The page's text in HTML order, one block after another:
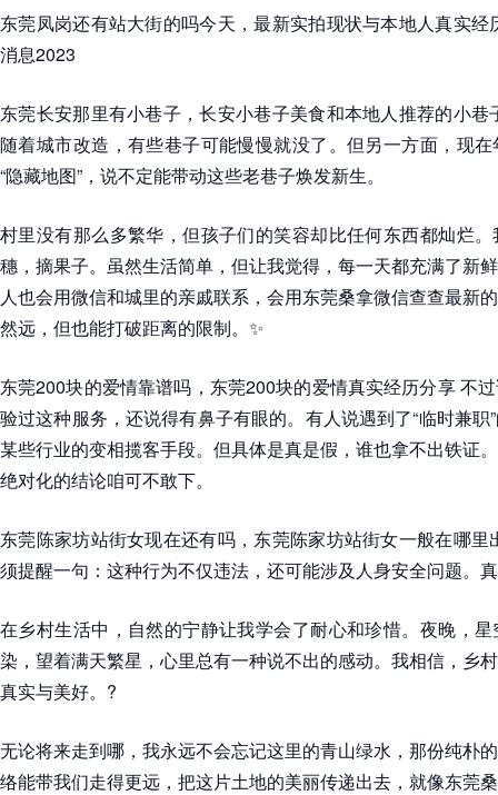
东莞凤岗还有站大街的吗今天，最新实拍现状与本地人真实
消息2023
东莞长安那里有小巷子，长安小巷子美食和本地人推荐的小
随着城市改造，有些巷子可能慢慢就没了。但另一方面，现
“隐藏地图”，说不定能带动这些老巷子焕发新生。
村里没有那么多繁华，但孩子们的笑容却比任何东西都灿烂
穗，摘果子。虽然生活简单，但让我觉得，每一天都充满了新
人也会用微信和城里的亲戚联系，会用东莞桑拿微信查查最新
然远，但也能打破距离的限制。✨
东莞200块的爱情靠谱吗，东莞200块的爱情真实经历分享 不
验过这种服务，还说得有鼻子有眼的。有人说遇到了“临时兼
某些行业的变相揽客手段。但具体是真是假，谁也拿不出铁证
绝对化的结论咱可不敢下。
东莞陈家坊站街女现在还有吗，东莞陈家坊站街女一般在哪
须提醒一句：这种行为不仅违法，还可能涉及人身安全问题。
在乡村生活中，自然的宁静让我学会了耐心和珍惜。夜晚，
染，望着满天繁星，心里总有一种说不出的感动。我相信，乡
真实与美好。?
无论将来走到哪，我永远不会忘记这里的青山绿水，那份纯朴
络能带我们走得更远，把这片土地的美丽传递出去，就像东莞